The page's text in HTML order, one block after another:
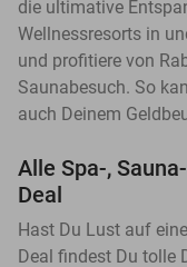
die ultimative
Wellnessresorts in
und profitiere von
Saunabesuch. So
auch Deinem
Alle Spa-,
Deal
Hast Du Lust auf
Deal findest Du tolle